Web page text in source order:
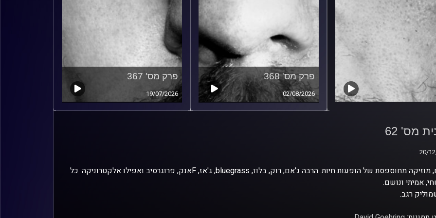
20/
פרק מס' 368
02/08/2026
פרק מס' 367
19/07/2026
מס' 62
20/
זיפים, מוזיקה מחוספסת של הופעות חיות. הרבה ג'אם, רוק, בלוז, bluegrass, ג'אז, Fאנק, פרוגרסיב ואפילו אלקטרוניקה. כל
אמיתי ונושם.
רגב.